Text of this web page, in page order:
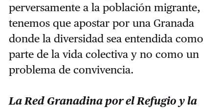
perversamente a la población migrante,
tenemos que apostar por una Granada
donde la diversidad sea entendida como
parte de la vida colectiva y no como un
problema de convivencia.
La Red Granadina por el Refugio y la